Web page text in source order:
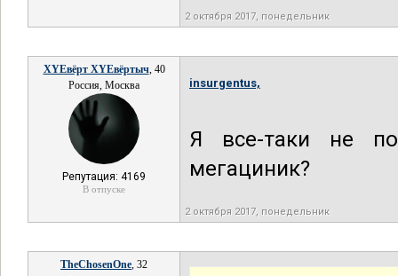
2 октября 2017, понедельник
XYEвёрт XYEвёртыч, 40
Россия, Москва
Репутация: 4169
В отпуске
insurgentus,
Я все-таки не
мегациник?
2 октября 2017, понедельник
TheChosenOne, 32